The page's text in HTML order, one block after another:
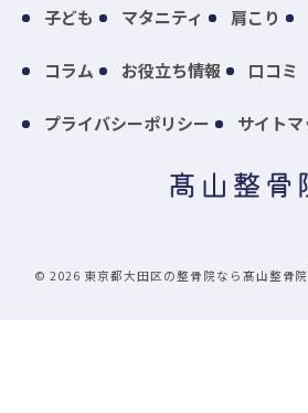
子ども マタニティ 肩こり
コラム お役立ち情報 口コミ
プライバシーポリシー サイト
© 2026 東京都大田区の整骨院なら髙山整骨院